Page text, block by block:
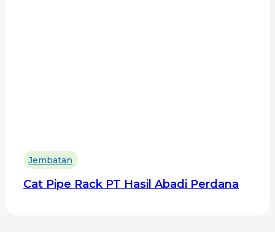
Jembatan
Cat Pipe Rack PT Hasil Abadi Perdana